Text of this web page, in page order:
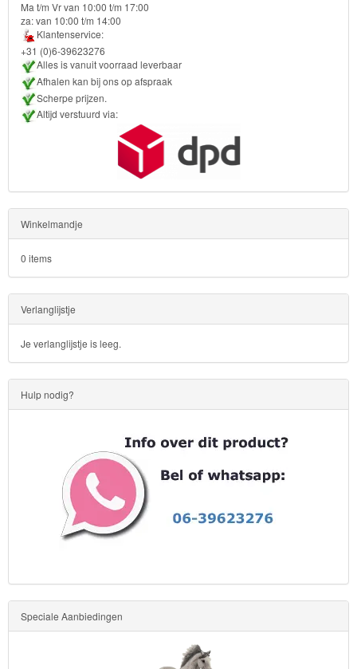
Toy
Story
Trolls
Turtles
Transformers
Back
to
Strandlaken
&
Poncho
Kinderkamer
OP=OP!
Ma t/m Vr van 10:00 t/m 17:00
za: van 10:00 t/m 14:00
Klantenservice:
+31 (0)6-39623276
Alles is vanuit voorraad leverbaar
Afhalen kan bij ons op afspraak
Scherpe prijzen.
Altijd verstuurd via:
Winkelmandje
0 items
Verlanglijstje
Je verlanglijstje is leeg.
Hulp nodig?
Speciale Aanbiedingen